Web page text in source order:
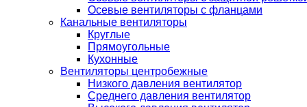
Осевые вентиляторы с фланцами
Канальные вентиляторы
Круглые
Прямоугольные
Кухонные
Вентиляторы центробежные
Низкого давления вентилятор
Среднего давления вентилятор